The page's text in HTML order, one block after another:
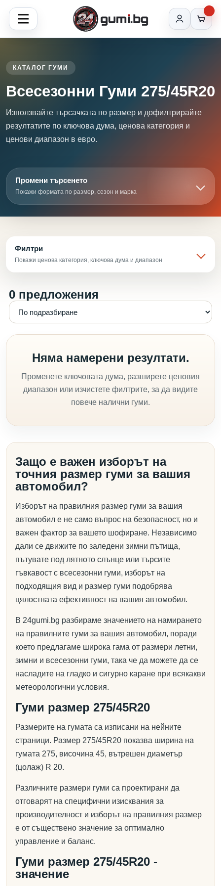
КАТАЛОГ ГУМИ
Всесезонни Гуми 275/45R20
Използвайте търсачката по размер и дофилтрирайте
резултатите по ключова дума, ценова категория и
ценови диапазон в евро.
Промени търсенето
Покажи формата по размер, сезон и марка
Филтри
Покажи ценова категория, ключова дума и диапазон
0 предложения
Няма намерени резултати.
Променете ключовата дума, разширете ценовия
диапазон или изчистете филтрите, за да видите
повече налични гуми.
Защо е важен изборът на
точния размер гуми за вашия
автомобил?
Изборът на правилния размер гуми за вашия
автомобил е не само въпрос на безопасност, но и
важен фактор за вашето шофиране. Независимо
дали се движите по заледени зимни пътища,
пътувате под лятното слънце или търсите
гъвкавост с всесезонни гуми, изборът на
подходящия вид и размер гуми подобрява
цялостната ефективност на вашия автомобил.
В 24gumi.bg разбираме значението на намирането
на правилните гуми за вашия автомобил, поради
което предлагаме широка гама от размери летни,
зимни и всесезонни гуми, така че да можете да се
насладите на гладко и сигурно каране при всякакви
метеорологични условия.
Гуми размер 275/45R20
Размерите на гумата са изписани на нейните
страници. Размер 275/45R20 показва ширина на
гумата 275, височина 45, вътрешен диаметър
(цолаж) R 20.
Различните размери гуми са проектирани да
отговарят на специфични изисквания за
производителност и изборът на правилния размер
е от съществено значение за оптимално
управление и баланс.
Гуми размер 275/45R20 -
значение